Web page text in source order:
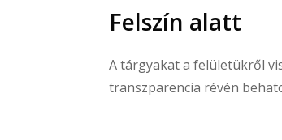
Felszín alatt
A tárgyakat a felületükről
transzparencia révén